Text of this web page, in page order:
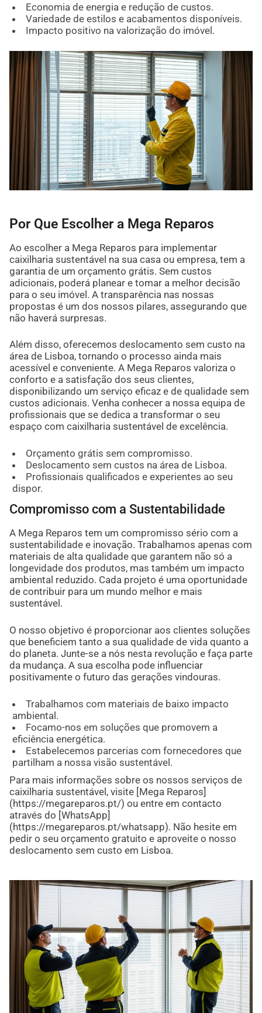
Economia de energia e redução de custos.
Variedade de estilos e acabamentos disponíveis.
Impacto positivo na valorização do imóvel.
Por Que Escolher a Mega Reparos
Ao escolher a Mega Reparos para implementar
caixilharia sustentável na sua casa ou empresa, tem a
garantia de um orçamento grátis. Sem custos
adicionais, poderá planear e tomar a melhor decisão
para o seu imóvel. A transparência nas nossas
propostas é um dos nossos pilares, assegurando que
não haverá surpresas.
Além disso, oferecemos deslocamento sem custo na
área de Lisboa, tornando o processo ainda mais
acessível e conveniente. A Mega Reparos valoriza o
conforto e a satisfação dos seus clientes,
disponibilizando um serviço eficaz e de qualidade sem
custos adicionais. Venha conhecer a nossa equipa de
profissionais que se dedica a transformar o seu
espaço com caixilharia sustentável de excelência.
Orçamento grátis sem compromisso.
Deslocamento sem custos na área de Lisboa.
Profissionais qualificados e experientes ao seu
dispor.
Compromisso com a Sustentabilidade
A Mega Reparos tem um compromisso sério com a
sustentabilidade e inovação. Trabalhamos apenas com
materiais de alta qualidade que garantem não só a
longevidade dos produtos, mas também um impacto
ambiental reduzido. Cada projeto é uma oportunidade
de contribuir para um mundo melhor e mais
sustentável.
O nosso objetivo é proporcionar aos clientes soluções
que beneficiem tanto a sua qualidade de vida quanto a
do planeta. Junte-se a nós nesta revolução e faça parte
da mudança. A sua escolha pode influenciar
positivamente o futuro das gerações vindouras.
Trabalhamos com materiais de baixo impacto
ambiental.
Focamo-nos em soluções que promovem a
eficiência energética.
Estabelecemos parcerias com fornecedores que
partilham a nossa visão sustentável.
Para mais informações sobre os nossos serviços de
caixilharia sustentável, visite [Mega Reparos]
(https://megareparos.pt/) ou entre em contacto
através do [WhatsApp]
(https://megareparos.pt/whatsapp). Não hesite em
pedir o seu orçamento gratuito e aproveite o nosso
deslocamento sem custo em Lisboa.